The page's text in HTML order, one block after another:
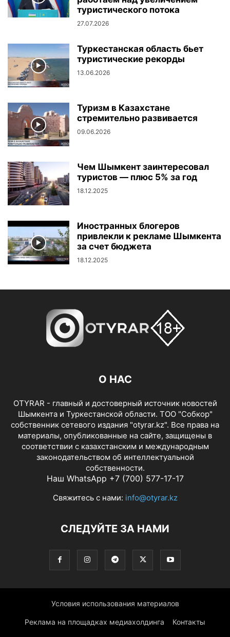
туристического потока
27.07.2026
Туркестанская область бьет
туристические рекорды
13.06.2026
Туризм в Казахстане
стремительно развивается
09.06.2026
Чем Шымкент заинтересовал
туристов — плюс 5% за год
18.12.2025
Иностранных блогеров
привлекли к рекламе Шымкента
за счет бюджета
18.12.2025
О НАС
OTYRAR - главный и достоверный источник новостей
Шымкента и Туркестанской области. ТОО "Собкор"
собственник сетевого издания "otyrar.kz". Все права на
материалы, опубликованные на сайте, защищены в
соответствии с казахстанским и международным
законодательством об интеллектуальной
собственности.
Наш WhatsApp +7 (700) 577-17-17
Свяжитесь с нами: info@otyrar.kz
СЛЕДУЙТЕ ЗА НАМИ
Условия использования материалов
Реклама на площадках медиахолдинга Контакты